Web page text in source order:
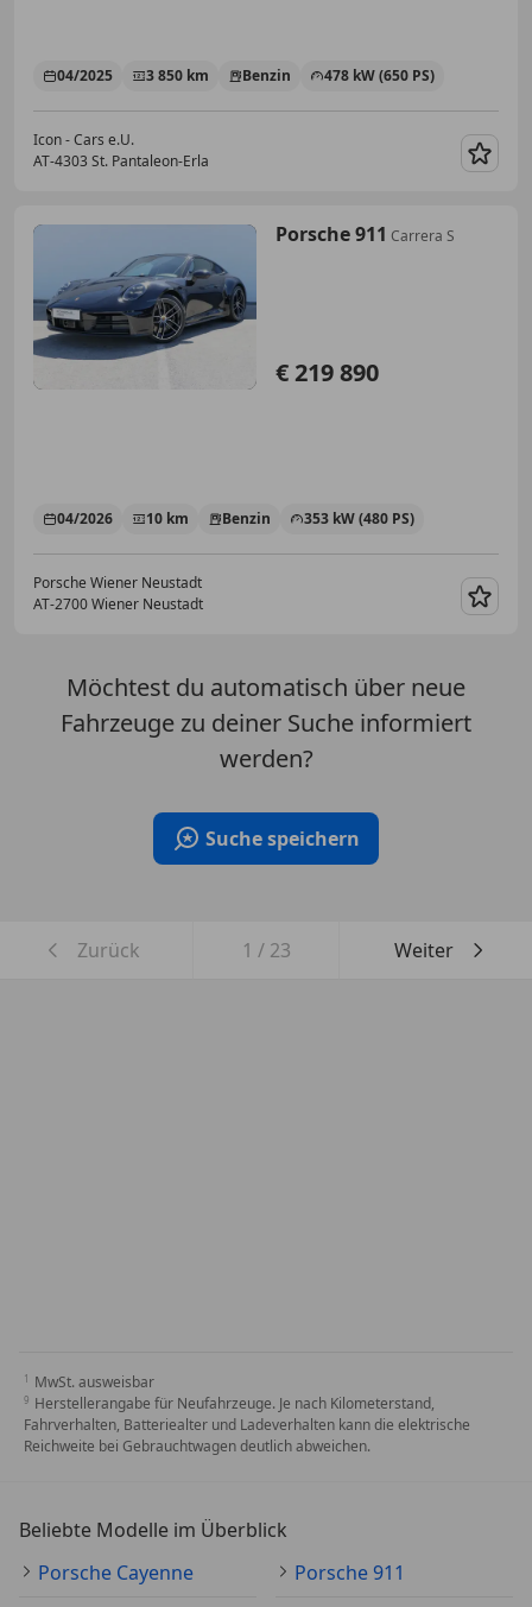
04/2025 3 850 km Benzin 478 kW (650 PS)
Icon - Cars e.U.
AT-4303 St. Pantaleon-Erla
Porsche 911 Carrera S
€ 219 890
04/2026 10 km Benzin 353 kW (480 PS)
Porsche Wiener Neustadt
AT-2700 Wiener Neustadt
Möchtest du automatisch über neue
Fahrzeuge zu deiner Suche informiert
werden?
Suche speichern
Zurück 1 / 23 Weiter
MwSt. ausweisbar
Herstellerangabe für Neufahrzeuge. Je nach Kilometerstand,
Fahrverhalten, Batteriealter und Ladeverhalten kann die elektrische
Reichweite bei Gebrauchtwagen deutlich abweichen.
Beliebte Modelle im Überblick
Porsche Cayenne
Porsche 911